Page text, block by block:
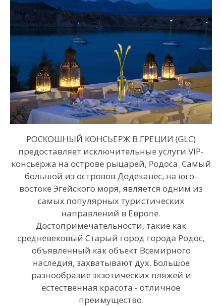
РОСКОШНЫЙ КОНСЬЕРЖ В ГРЕЦИИ (GLC)
предоставляет исключительные услуги VIP-
консьержа на острове рыцарей, Родоса. Самый
большой из островов Додеканес, на юго-
востоке Эгейского моря, является одним из
самых популярных туристических
направлений в Европе.
Достопримечательности, такие как
средневековый Старый город города Родос,
объявленный как объект Всемирного
наследия, захватывают дух. Большое
разнообразие экзотических пляжей и
естественная красота - отличное
преимущество.